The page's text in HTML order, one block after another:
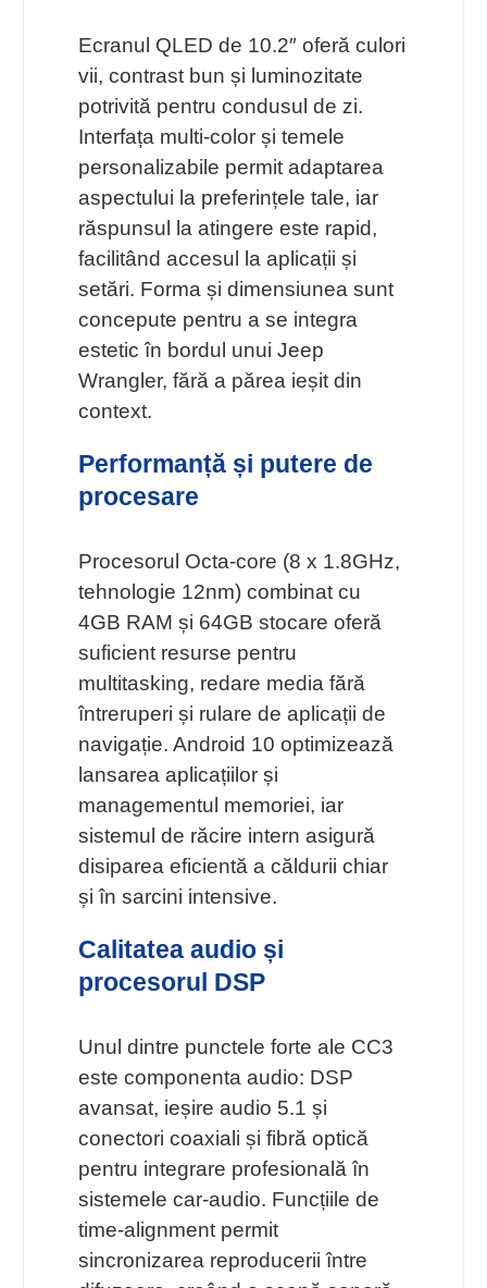
Ecranul QLED de 10.2″ oferă culori
vii, contrast bun și luminozitate
potrivită pentru condusul de zi.
Interfața multi-color și temele
personalizabile permit adaptarea
aspectului la preferințele tale, iar
răspunsul la atingere este rapid,
facilitând accesul la aplicații și
setări. Forma și dimensiunea sunt
concepute pentru a se integra
estetic în bordul unui Jeep
Wrangler, fără a părea ieșit din
context.
Performanță și putere de
procesare
Procesorul Octa-core (8 x 1.8GHz,
tehnologie 12nm) combinat cu
4GB RAM și 64GB stocare oferă
suficient resurse pentru
multitasking, redare media fără
întreruperi și rulare de aplicații de
navigație. Android 10 optimizează
lansarea aplicațiilor și
managementul memoriei, iar
sistemul de răcire intern asigură
disiparea eficientă a căldurii chiar
și în sarcini intensive.
Calitatea audio și
procesorul DSP
Unul dintre punctele forte ale CC3
este componenta audio: DSP
avansat, ieșire audio 5.1 și
conectori coaxiali și fibră optică
pentru integrare profesională în
sistemele car-audio. Funcțiile de
time-alignment permit
sincronizarea reproducerii între